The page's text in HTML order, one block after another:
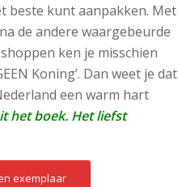
beste kunt aanpakken. Met
de andere waargebeurde
ken je misschien
Koning’. Dan weet je dat
een warm hart
het boek. Het liefst
exemplaar